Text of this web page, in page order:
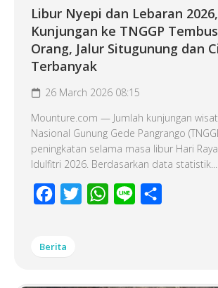
Libur Nyepi dan Lebaran 2026,
Kunjungan ke TNGGP
Orang, Jalur Situgunung dan
Terbanyak
26 March 2026 08:15
Mounture.com — Jumlah kunjungan
Nasional Gunung Gede Pangrango
peningkatan selama masa libur Hari
Idulfitri 2026. Berdasarkan data statistik...
Facebook
Twitter WhatsApp
Line
Berita